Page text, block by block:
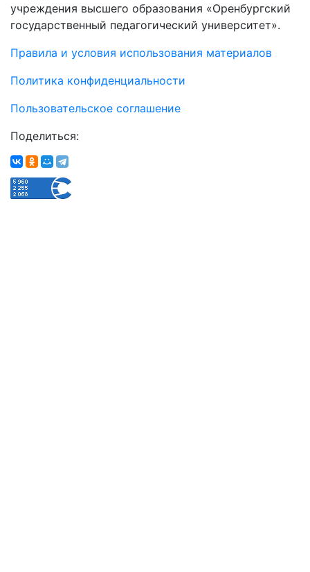
учреждения высшего образования «Оренбургский
государственный педагогический университет».
Правила и условия использования материалов
Политика конфиденциальности
Пользовательское соглашение
Поделиться: